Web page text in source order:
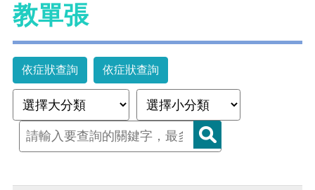
教單張
依症狀查詢 依症狀查詢